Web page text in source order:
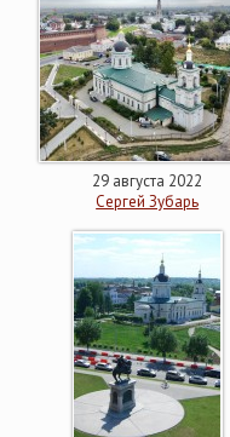
29 августа 2022
Сергей Зубарь